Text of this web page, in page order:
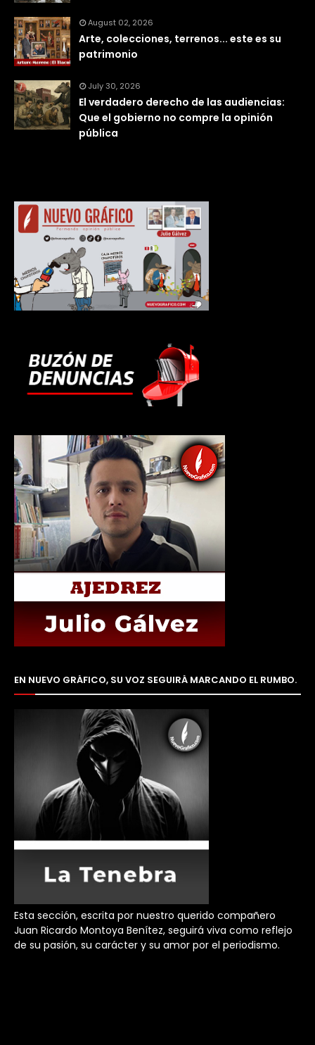
August 02, 2026
Arte, colecciones, terrenos... este es su
patrimonio
July 30, 2026
El verdadero derecho de las audiencias:
Que el gobierno no compre la opinión
pública
EN NUEVO GRÁFICO, SU VOZ SEGUIRÁ MARCANDO EL RUMBO.
Esta sección, escrita por nuestro querido compañero
Juan Ricardo Montoya Benítez, seguirá viva como reflejo
de su pasión, su carácter y su amor por el periodismo.